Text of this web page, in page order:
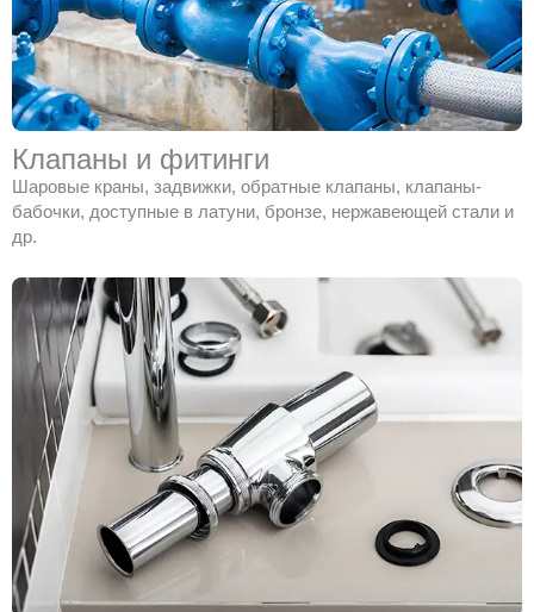
Клапаны и фитинги
Шаровые краны, задвижки, обратные клапаны, клапаны-
бабочки, доступные в латуни, бронзе, нержавеющей стали и
др.